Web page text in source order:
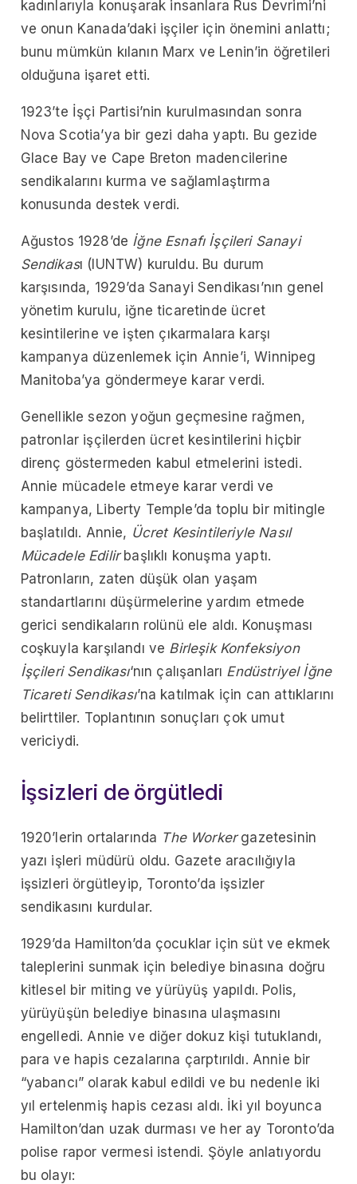
kadınlarıyla konuşarak insanlara Rus Devrimi’ni
ve onun Kanada’daki işçiler için önemini anlattı;
bunu mümkün kılanın Marx ve Lenin’in öğretileri
olduğuna işaret etti.
1923’te İşçi Partisi’nin kurulmasından sonra
Nova Scotia’ya bir gezi daha yaptı. Bu gezide
Glace Bay ve Cape Breton madencilerine
sendikalarını kurma ve sağlamlaştırma
konusunda destek verdi.
Ağustos 1928’de İğne Esnafı İşçileri Sanayi
Sendikası (IUNTW) kuruldu. Bu durum
karşısında, 1929’da Sanayi Sendikası’nın genel
yönetim kurulu, iğne ticaretinde ücret
kesintilerine ve işten çıkarmalara karşı
kampanya düzenlemek için Annie’i, Winnipeg
Manitoba’ya göndermeye karar verdi.
Genellikle sezon yoğun geçmesine rağmen,
patronlar işçilerden ücret kesintilerini hiçbir
direnç göstermeden kabul etmelerini istedi.
Annie mücadele etmeye karar verdi ve
kampanya, Liberty Temple’da toplu bir mitingle
başlatıldı. Annie, Ücret Kesintileriyle Nasıl
Mücadele Edilirbaşlıklı konuşma yaptı.
Patronların, zaten düşük olan yaşam
standartlarını düşürmelerine yardım etmede
gerici sendikaların rolünü ele aldı. Konuşması
coşkuyla karşılandı ve Birleşik Konfeksiyon
İşçileri Sendikası‘nın çalışanları Endüstriyel İğne
Ticareti Sendikası’na katılmak için can attıklarını
belirttiler. Toplantının sonuçları çok umut
vericiydi.
İşsizleri de örgütledi
1920’lerin ortalarında The Workergazetesinin
yazı işleri müdürü oldu. Gazete aracılığıyla
işsizleri örgütleyip, Toronto’da işsizler
sendikasını kurdular.
1929’da Hamilton’da çocuklar için süt ve ekmek
taleplerini sunmak için belediye binasına doğru
kitlesel bir miting ve yürüyüş yapıldı. Polis,
yürüyüşün belediye binasına ulaşmasını
engelledi. Annie ve diğer dokuz kişi tutuklandı,
para ve hapis cezalarına çarptırıldı. Annie bir
“yabancı” olarak kabul edildi ve bu nedenle iki
yıl ertelenmiş hapis cezası aldı. İki yıl boyunca
Hamilton’dan uzak durması ve her ay Toronto’da
polise rapor vermesi istendi. Şöyle anlatıyordu
bu olayı: